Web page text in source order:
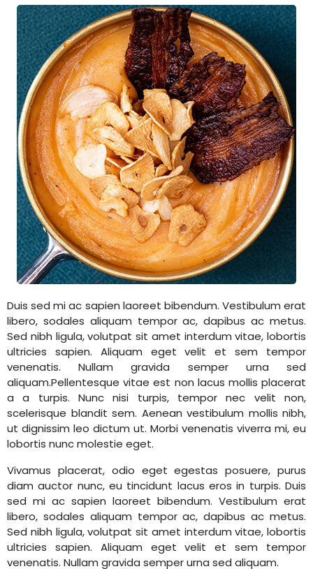
Duis sed mi ac sapien laoreet bibendum. Vestibulum erat
libero, sodales aliquam tempor ac, dapibus ac metus.
Sed nibh ligula, volutpat sit amet interdum vitae, lobortis
ultricies sapien. Aliquam eget velit et sem tempor
venenatis. Nullam gravida semper urna sed
aliquam.Pellentesque vitae est non lacus mollis placerat
a a turpis. Nunc nisi turpis, tempor nec velit non,
scelerisque blandit sem. Aenean vestibulum mollis nibh,
ut dignissim leo dictum ut. Morbi venenatis viverra mi, eu
lobortis nunc molestie eget.
Vivamus placerat, odio eget egestas posuere, purus
diam auctor nunc, eu tincidunt lacus eros in turpis. Duis
sed mi ac sapien laoreet bibendum. Vestibulum erat
libero, sodales aliquam tempor ac, dapibus ac metus.
Sed nibh ligula, volutpat sit amet interdum vitae, lobortis
ultricies sapien. Aliquam eget velit et sem tempor
venenatis. Nullam gravida semper urna sed aliquam.